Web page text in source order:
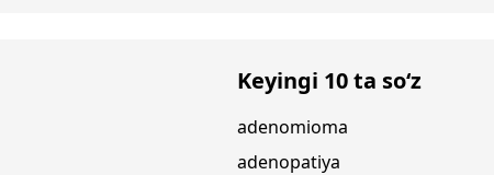
Keyingi 10 ta so‘z
adenomioma
adenopatiya